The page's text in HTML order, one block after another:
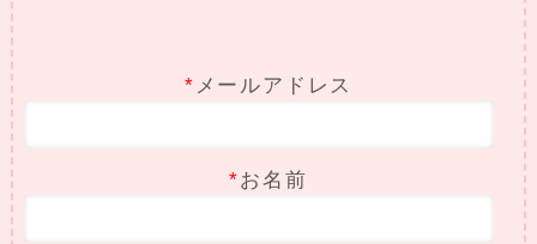
* メールアドレス
*お名前